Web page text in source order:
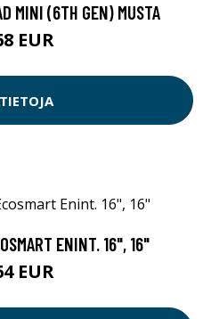
MINI (6TH GEN) MUSTA
EUR
ENINT. 16", 16"
EUR